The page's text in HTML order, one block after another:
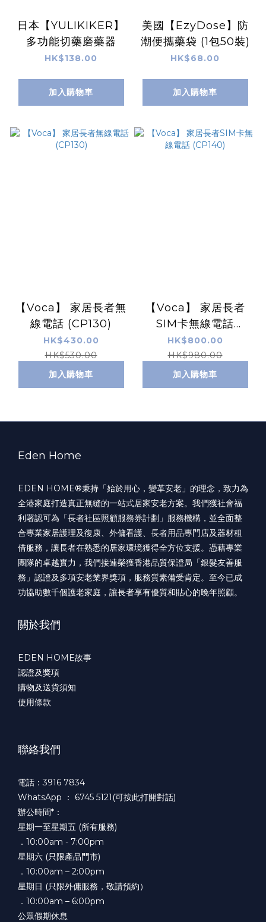
日本【YULIKIKER】
多功能切藥磨藥器
HK$138.00
加入購物車
美國【EzyDose】防
潮便攜藥袋 (1包50裝)
HK$68.00
加入購物車
【Voca】 家居長者無
線電話 (CP130)
HK$430.00
HK$530.00
加入購物車
【Voca】 家居長者
SIM卡無線電話
(CP140)
HK$800.00
HK$980.00
加入購物車
Eden Home
EDEN HOME®️秉持「始於用心，變革安老」的理念，致力為
全港家庭打造真正無縫的一站式居家安老方案。我們獲社會福
利署認可為「長者社區照顧服務券計劃」服務機構，並全面整
合專業家居護理及復康、外傭看護、長者用品專門店及器材租
借服務，讓長者在熟悉的居家環境獲得全方位支援。憑藉專業
團隊的卓越實力，我們接連榮獲香港品質保證局「銀髮友善服
務」認證及多項安老業界獎項，服務質素備受肯定。至今已成
功協助數千個護老家庭，讓長者享有優質和貼心的晚年照顧。
關於我們
EDEN HOME故事
認證及獎項
購物及送貨須知
使用條款
聯絡我們
電話：3916 7834
WhatsApp ： 6745 5121(可按此打開對話)
辦公時間*：
星期一至星期五 (所有服務)
．10:00am - 7:00pm
星期六 (只限產品門市)
．10:00am – 2:00pm
星期日 (只限外傭服務，敬請預約）
．10:00am – 6:00pm
公眾假期休息